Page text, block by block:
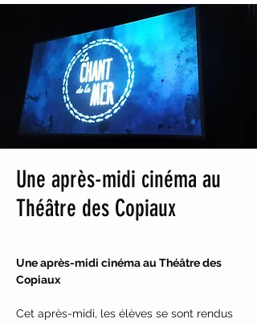
Une après-midi cinéma au
Théâtre des Copiaux
Une après-midi cinéma au Théâtre des
Copiaux
Cet après-midi, les élèves se sont rendus